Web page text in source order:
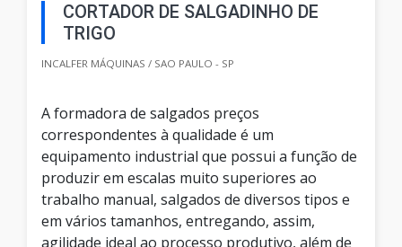
CORTADOR DE SALGADINHO DE
TRIGO
INCALFER MÁQUINAS / SAO PAULO - SP
A formadora de salgados preços
correspondentes à qualidade é um
equipamento industrial que possui a função de
produzir em escalas muito superiores ao
trabalho manual, salgados de diversos tipos e
em vários tamanhos, entregando, assim,
agilidade ideal ao processo produtivo, além de